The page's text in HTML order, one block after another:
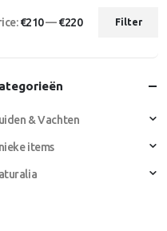
Filter
€210—€220
& Vachten
items